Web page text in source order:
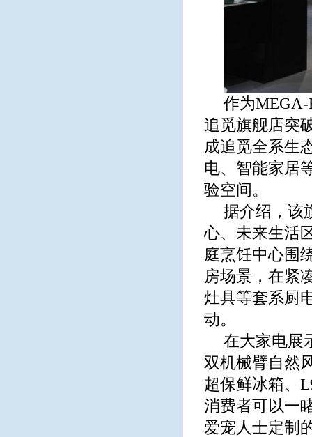
作为
追觅旗舰店突
成追觅全系生
电、智能家居
验空间。
据介绍，该
心、未来生活
庭烹饪中心围
房场景，在紧
灶具等套系厨
动。
在大家电展
双机械臂自然
超保鲜冰箱、
消费者可以一
爱宠人士定制